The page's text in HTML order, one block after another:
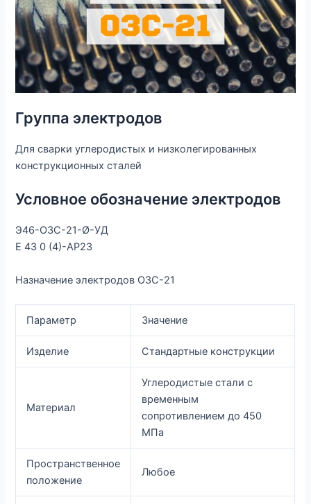
Группа электродов
Для сварки углеродистых и низколегированных
конструкционных сталей
Условное обозначение электродов
Э46-ОЗС-21-Ø-УД
Е 43 0 (4)-АР23
Назначение электродов ОЗС-21
Параметр Значение
Изделие Стандартные конструкции
Материал
Углеродистые стали с
временным
сопротивлением до 450
МПа
Пространственное
положение
Любое